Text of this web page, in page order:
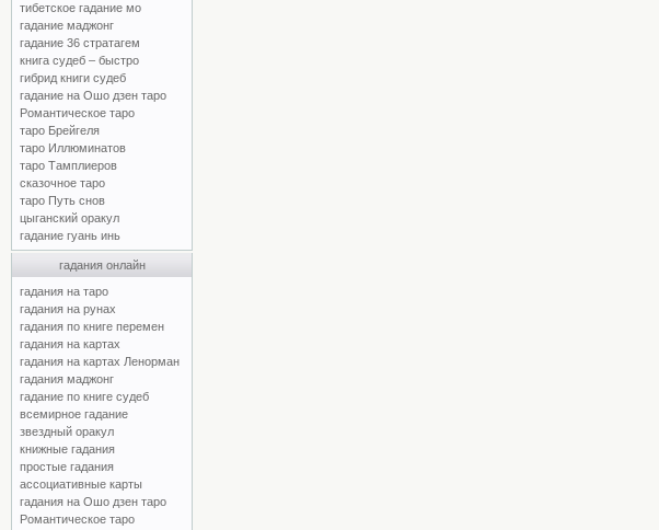
тибетское гадание мо
гадание маджонг
гадание 36 стратагем
книга судеб – быстро
гибрид книги судеб
гадание на Ошо дзен таро
Романтическое таро
таро Брейгеля
таро Иллюминатов
таро Тамплиеров
сказочное таро
таро Путь снов
цыганский оракул
гадание гуань инь
гадания онлайн
гадания на таро
гадания на рунах
гадания по книге перемен
гадания на картах
гадания на картах Ленорман
гадания маджонг
гадание по книге судеб
всемирное гадание
звездный оракул
книжные гадания
простые гадания
ассоциативные карты
гадания на Ошо дзен таро
Романтическое таро